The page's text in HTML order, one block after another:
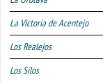
La Victoria de Acentejo
Los Realejos
Los Silos